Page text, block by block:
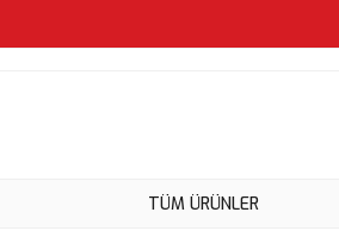
TÜM ÜRÜNLER